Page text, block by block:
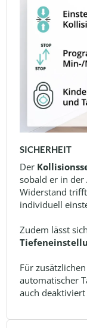
SICHERHEIT
Der
sobald er in der
Widerstand
individuell
Zudem lässt
Für
automatischer
auch